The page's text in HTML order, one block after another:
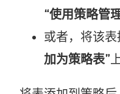
“使用策略管
或者，将该
加为策略表”